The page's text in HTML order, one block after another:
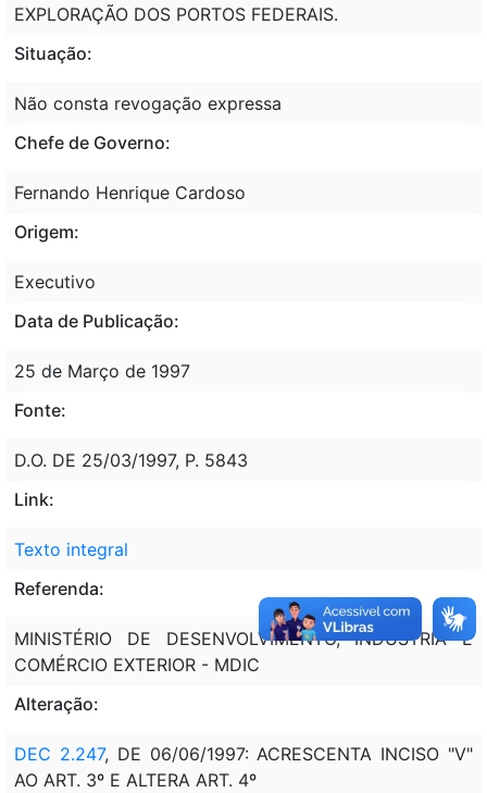
EXPLORAÇÃO DOS PORTOS FEDERAIS.
Situação:
Não consta revogação expressa
Chefe de Governo:
Fernando Henrique Cardoso
Origem:
Executivo
Data de Publicação:
25 de Março de 1997
Fonte:
D.O. DE 25/03/1997, P. 5843
Link:
Texto integral
Referenda:
MINISTÉRIO DE DESENVOLVIMENTO, INDÚSTRIA E
COMÉRCIO EXTERIOR - MDIC
Alteração:
DEC 2.247, DE 06/06/1997: ACRESCENTA INCISO "V"
AO ART. 3º E ALTERA ART. 4º